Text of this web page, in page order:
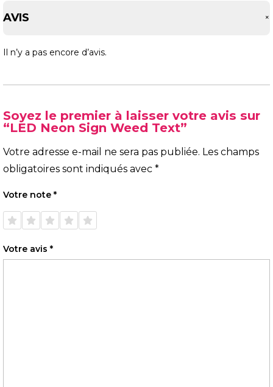
AVIS +
Il n’y a pas encore d’avis.
Soyez le premier à laisser votre avis sur
“LED Neon Sign Weed Text”
Votre adresse e-mail ne sera pas publiée. Les champs
obligatoires sont indiqués avec *
Votre note *
1 étoile
sur 5
2 étoiles
sur 5
3 étoiles
sur 5
4 étoiles
sur 5
5 étoiles
sur 5
Votre avis *